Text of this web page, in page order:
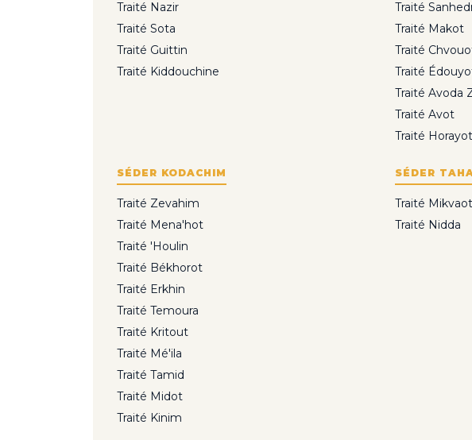
Traité Nazir
Traité Sota
Traité Guittin
Traité Kiddouchine
Traité
Traité Makot
Traité
Traité
Traité Avoda
Traité Avot
Traité Horayot
SÉDER KODACHIM
Traité Zevahim
Traité Mena'hot
Traité 'Houlin
Traité Békhorot
Traité Erkhin
Traité Temoura
Traité Kritout
Traité Mé'ila
Traité Tamid
Traité Midot
Traité Kinim
SÉDER
Traité Mikvaot
Traité Nidda